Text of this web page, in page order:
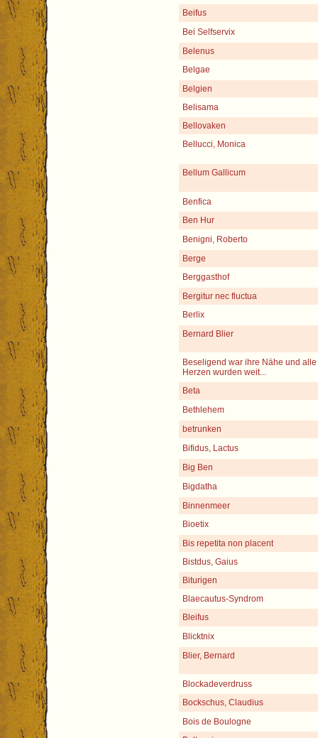
Beifus
Bei Selfservix
Belenus
Belgae
Belgien
Belisama
Bellovaken
Bellucci, Monica
Bellum Gallicum
Benfica
Ben Hur
Benigni, Roberto
Berge
Berggasthof
Bergitur nec fluctua
Berlix
Bernard Blier
Beseligend war ihre Nähe und alle
Herzen wurden weit...
Beta
Bethlehem
betrunken
Bifidus, Lactus
Big Ben
Bigdatha
Binnenmeer
Bioetix
Bis repetita non placent
Bistdus, Gaius
Biturigen
Blaecautus-Syndrom
Bleifus
Blicktnix
Blier, Bernard
Blockadeverdruss
Bockschus, Claudius
Bois de Boulogne